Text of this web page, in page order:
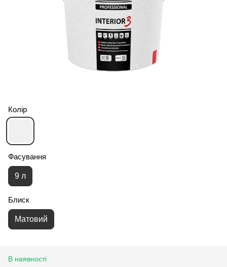
Колір
Фасування
9 л
Блиск
Матовий
В наявності